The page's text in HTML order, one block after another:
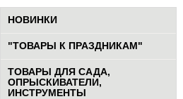
НОВИНКИ
"ТОВАРЫ К ПРАЗДНИКАМ"
ТОВАРЫ ДЛЯ САДА,
ОПРЫСКИВАТЕЛИ,
ИНСТРУМЕНТЫ